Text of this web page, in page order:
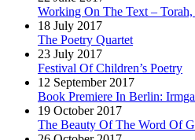
Working On The Text –
18 July 2017
The Poetry Quartet
23 July 2017
Festival Of Children’s Poetry
12 September 2017
Book Premiere In Berlin:
19 October 2017
The Beauty Of The Word Of